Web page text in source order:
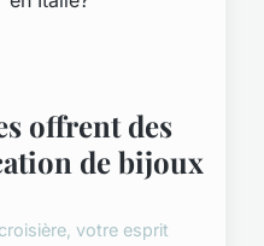
offrent des
de bijoux
votre esprit